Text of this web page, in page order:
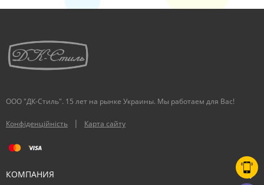
ООО "ДК-Стиль". 15 лет на рынке Украины. Мы работаем для Вас!
Конфіденційність | Карта сайту
КОМПАНИЯ